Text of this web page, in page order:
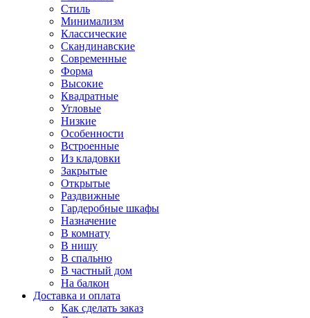
Стиль
Минимализм
Классические
Скандинавские
Современные
Форма
Высокие
Квадратные
Угловые
Низкие
Особенности
Встроенные
Из кладовки
Закрытые
Открытые
Раздвижные
Гардеробные шкафы
Назначение
В комнату
В нишу
В спальню
В частный дом
На балкон
Доставка и оплата
Как сделать заказ